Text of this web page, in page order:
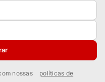
nossas
políticas de